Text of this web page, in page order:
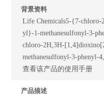
背景资料
Life Chemicals5-{7-
yl}-1-methanesulfonyl-3-
chloro-2H,3H-
methanesulfonyl-3-phenyl-
查看该产品的使用手册
产品描述